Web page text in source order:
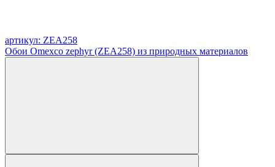
артикул: ZEA258
Обои Omexco zephyr (ZEA258) из природных материалов